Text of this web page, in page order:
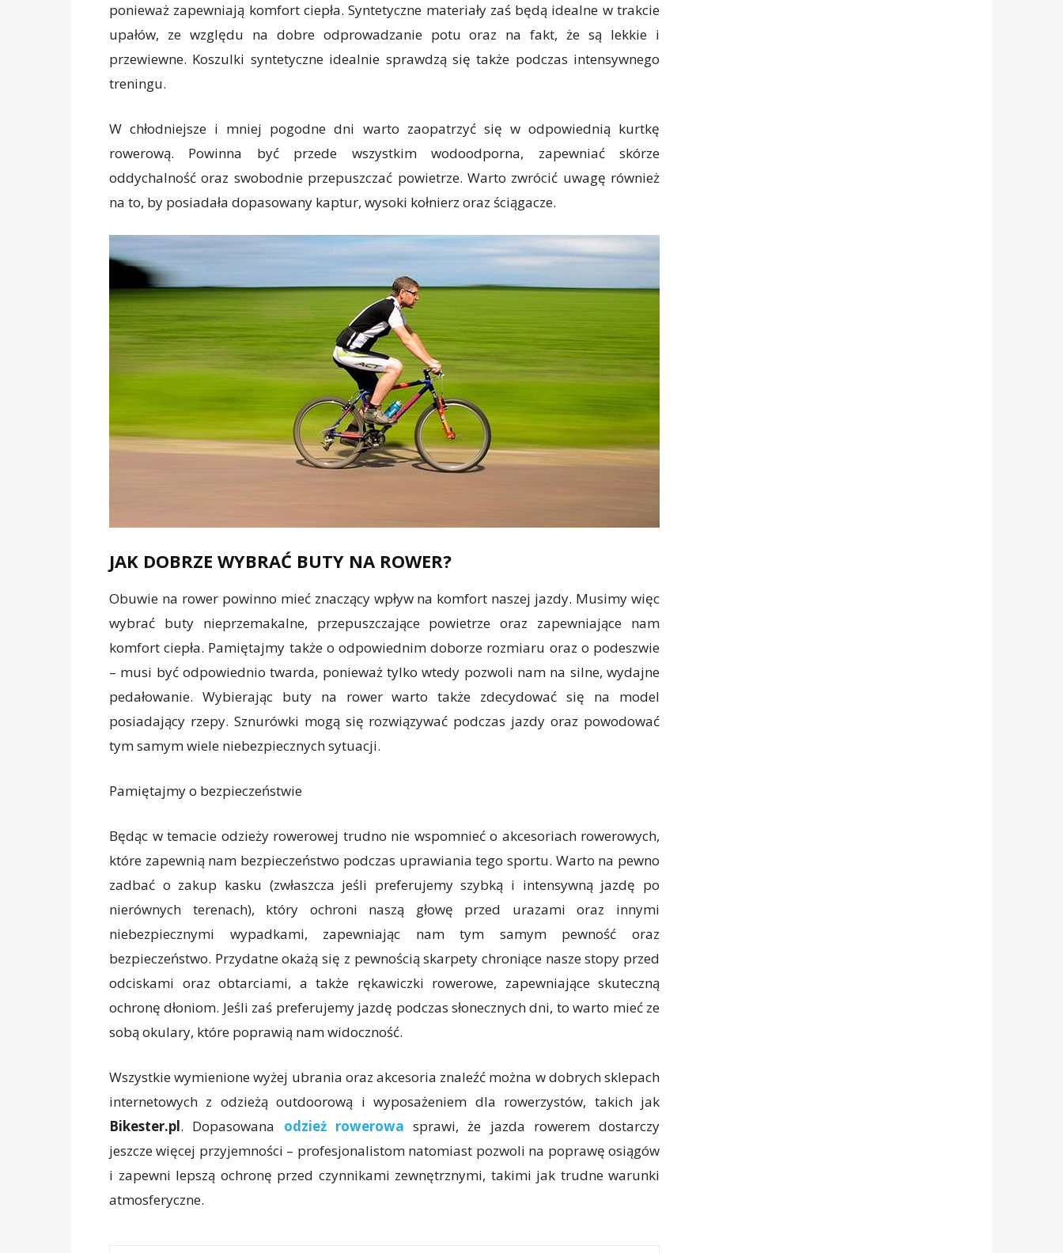
ponieważ zapewniają komfort ciepła. Syntetyczne materiały zaś będą idealne w trakcie
upałów, ze względu na dobre odprowadzanie potu oraz na fakt, że są lekkie i
przewiewne. Koszulki syntetyczne idealnie sprawdzą się także podczas intensywnego
treningu.
W chłodniejsze i mniej pogodne dni warto zaopatrzyć się w odpowiednią kurtkę
rowerową. Powinna być przede wszystkim wodoodporna, zapewniać skórze
oddychalność oraz swobodnie przepuszczać powietrze. Warto zwrócić uwagę również
na to, by posiadała dopasowany kaptur, wysoki kołnierz oraz ściągacze.
JAK DOBRZE WYBRAĆ BUTY NA ROWER?
Obuwie na rower powinno mieć znaczący wpływ na komfort naszej jazdy. Musimy więc
wybrać buty nieprzemakalne, przepuszczające powietrze oraz zapewniające nam
komfort ciepła. Pamiętajmy także o odpowiednim doborze rozmiaru oraz o podeszwie
– musi być odpowiednio twarda, ponieważ tylko wtedy pozwoli nam na silne, wydajne
pedałowanie. Wybierając buty na rower warto także zdecydować się na model
posiadający rzepy. Sznurówki mogą się rozwiązywać podczas jazdy oraz powodować
tym samym wiele niebezpiecznych sytuacji.
Pamiętajmy o bezpieczeństwie
Będąc w temacie odzieży rowerowej trudno nie wspomnieć o akcesoriach rowerowych,
które zapewnią nam bezpieczeństwo podczas uprawiania tego sportu. Warto na pewno
zadbać o zakup kasku (zwłaszcza jeśli preferujemy szybką i intensywną jazdę po
nierównych terenach), który ochroni naszą głowę przed urazami oraz innymi
niebezpiecznymi wypadkami, zapewniając nam tym samym pewność oraz
bezpieczeństwo. Przydatne okażą się z pewnością skarpety chroniące nasze stopy przed
odciskami oraz obtarciami, a także rękawiczki rowerowe, zapewniające skuteczną
ochronę dłoniom. Jeśli zaś preferujemy jazdę podczas słonecznych dni, to warto mieć ze
sobą okulary, które poprawią nam widoczność.
Wszystkie wymienione wyżej ubrania oraz akcesoria znaleźć można w dobrych sklepach
internetowych z odzieżą outdoorową i wyposażeniem dla rowerzystów, takich jak
Bikester.pl. Dopasowana odzież rowerowa sprawi, że jazda rowerem dostarczy
jeszcze więcej przyjemności – profesjonalistom natomiast pozwoli na poprawę osiągów
i zapewni lepszą ochronę przed czynnikami zewnętrznymi, takimi jak trudne warunki
atmosferyczne.